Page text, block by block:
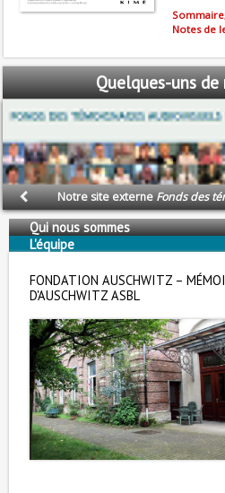
Notes de
Quelques-unsde
Notre site externeFonds des
Qui nous sommes
L'équipe
FONDATION AUSCHWITZ –
D'AUSCHWITZ ASBL